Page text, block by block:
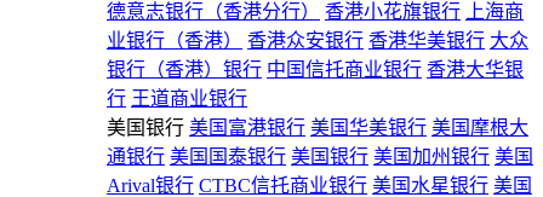
德意志银行（香港分行）
香港小花旗银行
上海商
业银行（香港）
香港众安银行 香港华美银行 大众
银行（香港）银行 中国信托商业银行 香港大华银
行 王道商业银行
美国银行 美国富港银行 美国华美银行 美国摩根大
通银行 美国国泰银行 美国银行 美国加州银行 美国
Arival银行 CTBC信托商业银行 美国水星银行 美国